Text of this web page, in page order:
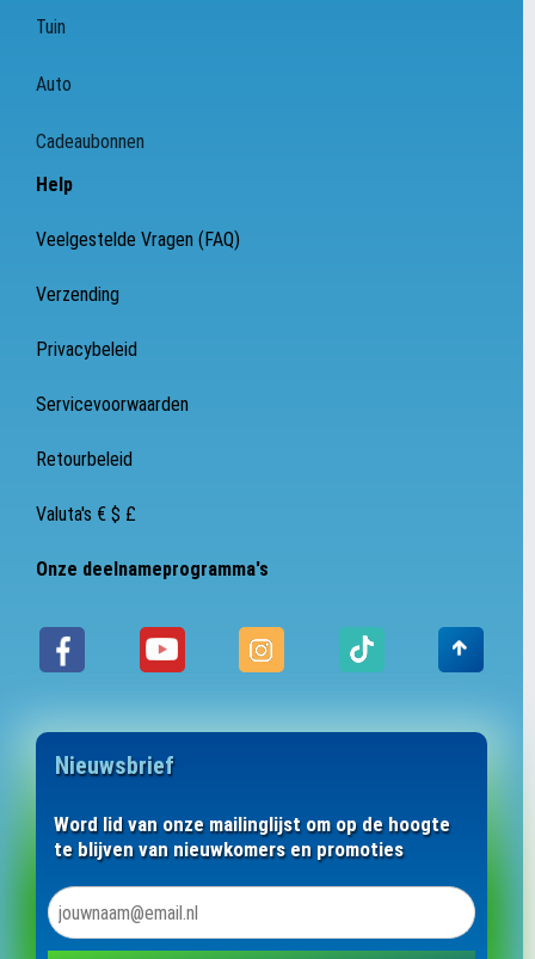
Tuin
Auto
Cadeaubonnen
Help
Veelgestelde Vragen (FAQ)
Verzending
Privacybeleid
Servicevoorwaarden
Retourbeleid
Valuta's € $ £
Onze deelnameprogramma's
Nieuwsbrief
Word lid van onze mailinglijst om op de hoogte
te blijven van nieuwkomers en promoties